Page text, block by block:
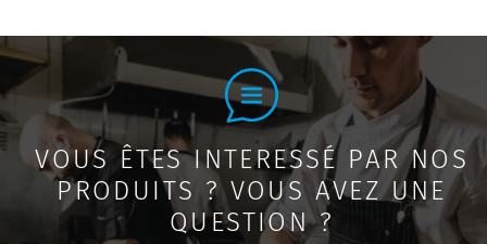
VOUS ÊTES INTERESSÉ PAR NOS
PRODUITS ? VOUS AVEZ UNE
QUESTION ?